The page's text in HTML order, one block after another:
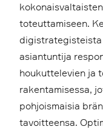
toteuttamiseen.
digistrategisteista
asiantuntija
houkuttelevien ja
rakentamisessa,
pohjoismaisia
tavoitteensa.